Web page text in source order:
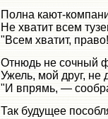
Полна кают-
Не хватит всем
"Всем хватит,
Отнюдь не сочный
Ужель, мой друг, не
"И впрямь, —
Так будущее